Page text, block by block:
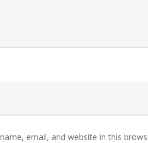
email, and website in this